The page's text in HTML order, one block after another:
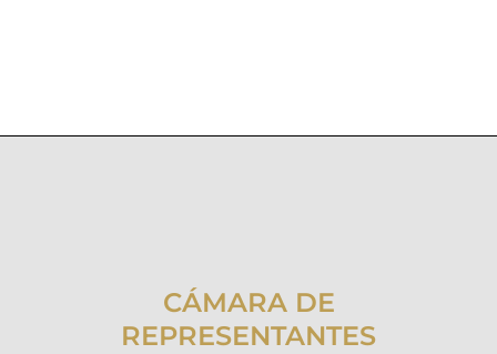
CÁMARA DE
REPRESENTANTES